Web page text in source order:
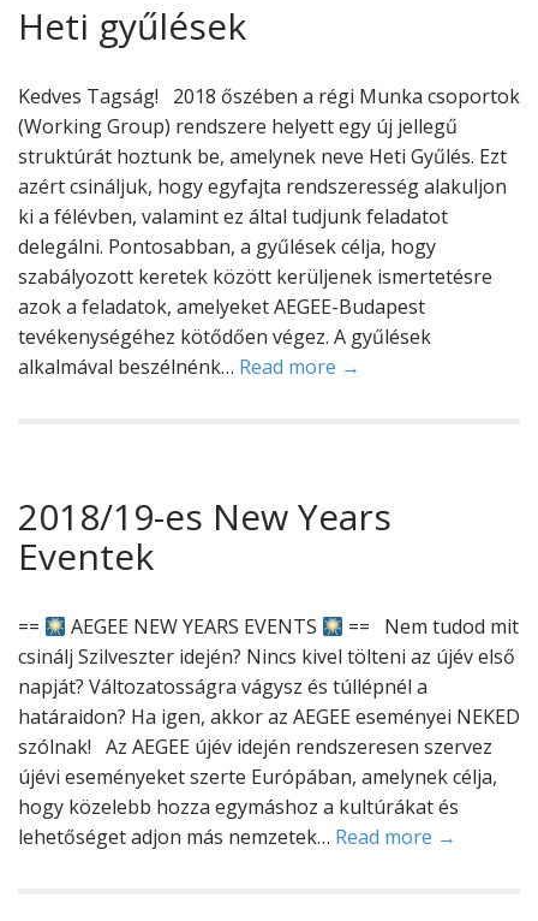
Heti gyűlések
Kedves Tagság! 2018 őszében a régi Munka csoportok
(Working Group) rendszere helyett egy új jellegű
struktúrát hoztunk be, amelynek neve Heti Gyűlés. Ezt
azért csináljuk, hogy egyfajta rendszeresség alakuljon
ki a félévben, valamint ez által tudjunk feladatot
delegálni. Pontosabban, a gyűlések célja, hogy
szabályozott keretek között kerüljenek ismertetésre
azok a feladatok, amelyeket AEGEE-Budapest
tevékenységéhez kötődően végez. A gyűlések
alkalmával beszélnénk… Read more →
2018/19-es New Years
Eventek
== AEGEE NEW YEARS EVENTS
== Nem tudod mit
csinálj Szilveszter idején? Nincs kivel tölteni az újév első
napját? Változatosságra vágysz és túllépnél a
határaidon? Ha igen, akkor az AEGEE eseményei NEKED
szólnak! Az AEGEE újév idején rendszeresen szervez
újévi eseményeket szerte Európában, amelynek célja,
hogy közelebb hozza egymáshoz a kultúrákat és
lehetőséget adjon más nemzetek… Read more →